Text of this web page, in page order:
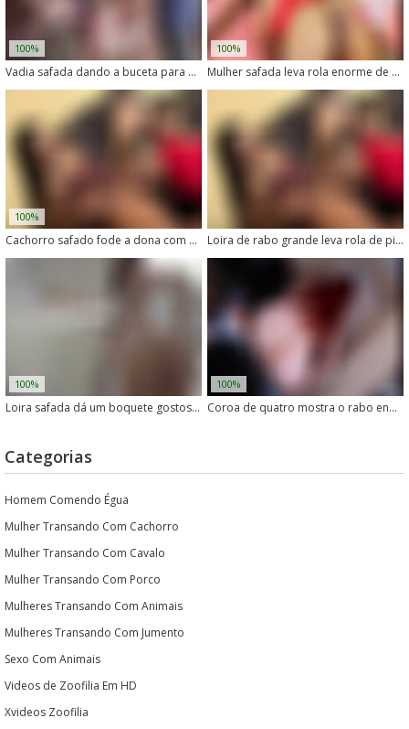
100%
Vadia safada dando a buceta para um cachorro meter nela
100%
Mulher safada leva rola enorme de cachorro no cu
100%
Cachorro safado fode a dona com vontade Loira de rabo grande leva rola de pitbull com vontade
100%
Loira safada dá um boquete gostoso em cachorro grande
100%
Coroa de quatro mostra o rabo enquanto o cachorro come a buceta
Categorias
Homem Comendo Égua
Mulher Transando Com Cachorro
Mulher Transando Com Cavalo
Mulher Transando Com Porco
Mulheres Transando Com Animais
Mulheres Transando Com Jumento
Sexo Com Animais
Videos de Zoofilia Em HD
Xvideos Zoofilia